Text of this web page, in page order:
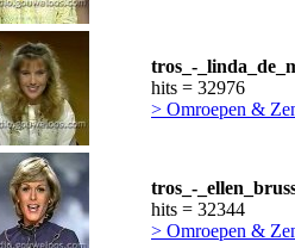
tros_-
hits = 32976
> Omroepen &
tros_-
hits = 32344
> Omroepen &